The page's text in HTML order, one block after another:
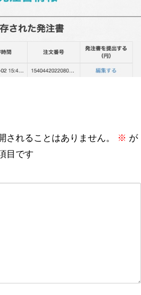
されることはありません。 ※ が
目です